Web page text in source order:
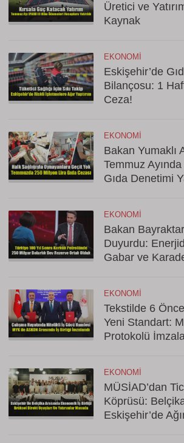
Üretici ve
Kaynak
EKONOMI
Eskişehir’de
Bilançosu: 1
Ceza!
EKONOMI
Bakan Yumaklı
Temmuz
Gıda Denetimi
EKONOMI
Bakan
Duyurdu:
Gabar ve
EKONOMI
Tekstilde 6
Yeni Standart:
Protokolü
EKONOMI
MÜSİAD’dan
Köprüsü:
Eskişehir’de